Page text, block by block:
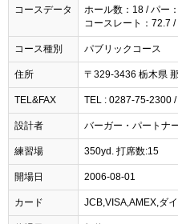
コースデータ
ホール数：18 / パー
コースレート：72.7
コース種別 パブリックコース
住所 〒329-3436 栃木県
TEL&FAX TEL : 0287-75-2300
設計者 バーガー・パートナ
練習場 350yd. 打席数:15
開場日 2006-08-01
カード JCB,VISA,AMEX,ダ